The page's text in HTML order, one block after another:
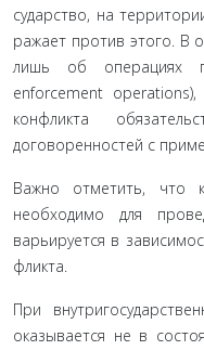
сударство, на
ражает против этого. В
лишь об операциях
enforcement
конфликта
договоренностей с
Важно отметить, что
необходимо для
варьируется в
фликта.
При
оказывается не в